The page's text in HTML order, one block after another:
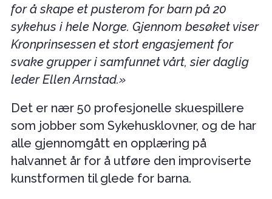
for å skape et pusterom for barn på 20
sykehus i hele Norge. Gjennom besøket viser
Kronprinsessen et stort engasjement for
svake grupper i samfunnet vårt, sier daglig
leder Ellen Arnstad.»
Det er nær 50 profesjonelle skuespillere
som jobber som Sykehusklovner, og de har
alle gjennomgått en opplæring på
halvannet år for å utføre den improviserte
kunstformen til glede for barna.